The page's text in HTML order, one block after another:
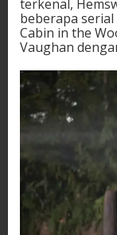
terkenal,
beberapa serial
Cabin in the
Vaughan